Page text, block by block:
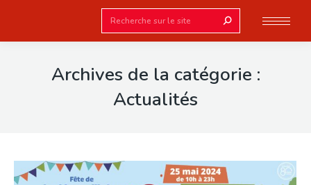
Search:
Archives de la catégorie :
Actualités